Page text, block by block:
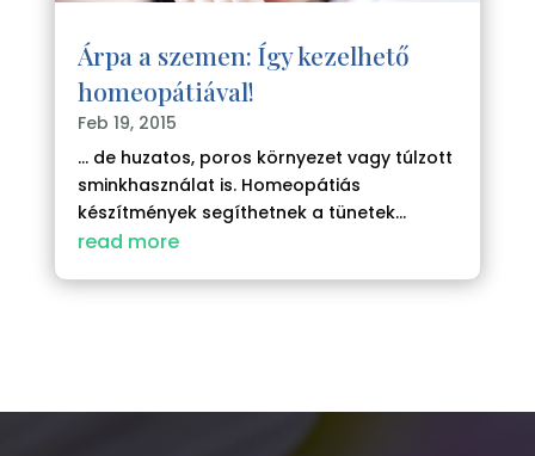
Árpa a szemen: Így kezelhető
homeopátiával!
Feb 19, 2015
... de huzatos, poros környezet vagy túlzott
sminkhasználat is. Homeopátiás
készítmények segíthetnek a tünetek...
read more